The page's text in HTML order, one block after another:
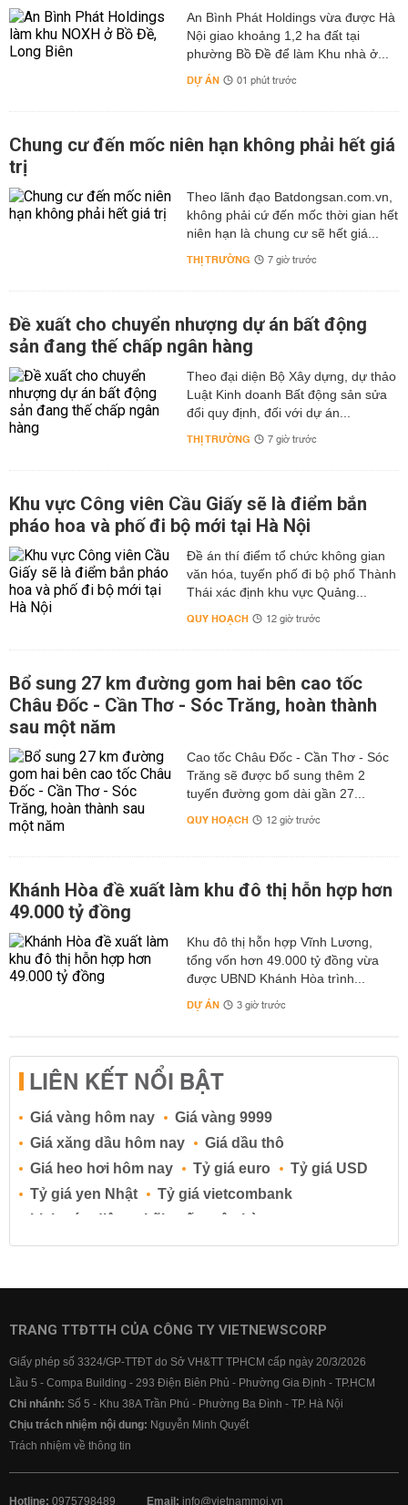
An Bình Phát Holdings vừa được Hà
Nội giao khoảng 1,2 ha đất tại
phường Bồ Đề để làm Khu nhà ở...
DỰ ÁN 01 phút trước
Chung cư đến mốc niên hạn không phải hết giá
trị
Theo lãnh đạo Batdongsan.com.vn,
không phải cứ đến mốc thời gian hết
niên hạn là chung cư sẽ hết giá...
THỊ TRƯỜNG 7 giờ trước
Đề xuất cho chuyển nhượng dự án bất động
sản đang thế chấp ngân hàng
Theo đại diện Bộ Xây dựng, dự thảo
Luật Kinh doanh Bất động sản sửa
đổi quy định, đối với dự án...
THỊ TRƯỜNG 7 giờ trước
Khu vực Công viên Cầu Giấy sẽ là điểm bắn
pháo hoa và phố đi bộ mới tại Hà Nội
Đề án thí điểm tổ chức không gian
văn hóa, tuyến phố đi bộ phố Thành
Thái xác định khu vực Quảng...
QUY HOẠCH 12 giờ trước
Bổ sung 27 km đường gom hai bên cao tốc
Châu Đốc - Cần Thơ - Sóc Trăng, hoàn thành
sau một năm
Cao tốc Châu Đốc - Cần Thơ - Sóc
Trăng sẽ được bổ sung thêm 2
tuyến đường gom dài gần 27...
QUY HOẠCH 12 giờ trước
Khánh Hòa đề xuất làm khu đô thị hỗn hợp hơn
49.000 tỷ đồng
Khu đô thị hỗn hợp Vĩnh Lương,
tổng vốn hơn 49.000 tỷ đồng vừa
được UBND Khánh Hòa trình...
DỰ ÁN 3 giờ trước
LIÊN KẾT NỔI BẬT
Giá vàng hôm nay
Giá vàng 9999
Giá xăng dầu hôm nay
Giá dầu thô
Giá heo hơi hôm nay
Tỷ giá euro
Tỷ giá USD
Tỷ giá yen Nhật
Tỷ giá vietcombank
Lịch cúp điện
Lãi suất ngân hàng
Lãi suất tiết kiệm
Lãi suất tiền gửi
Lãi suất ngân hàng BIDV
Lãi suất ngân hàng Vietcombank
TRANG TTĐTTH CỦA CÔNG TY VIETNEWSCORP
Giấy phép số 3324/GP-TTĐT do Sở VH&TT TPHCM cấp ngày 20/3/2026
Lầu 5 - Compa Building - 293 Điện Biên Phủ - Phường Gia Định - TP.HCM
Chi nhánh: Số 5 - Khu 38A Trần Phú - Phường Ba Đình - TP. Hà Nội
Chịu trách nhiệm nội dung: Nguyễn Minh Quyết
Trách nhiệm về thông tin
Hotline: 0975798489 Email: info@vietnammoi.vn